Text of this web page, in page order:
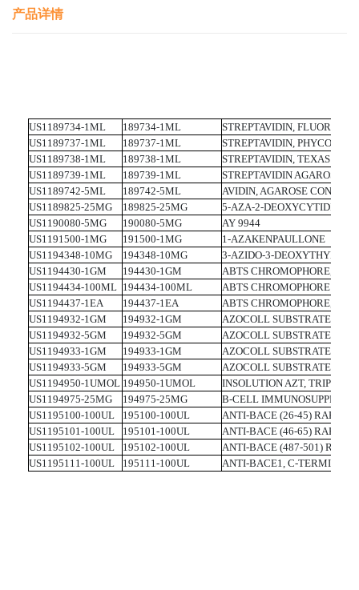
产品详情
US1189734-1ML 189734-1ML
STREPTAVIDIN,
US1189737-1ML
189737-1ML
STREPTAVIDIN,
US1189738-1ML
189738-1ML
STREPTAVIDIN, TEXAS RED
US1189739-1ML
189739-1ML
STREPTAVIDIN AGAROSE
US1189742-5ML
189742-5ML
AVIDIN, AGAROSE
US1189825-25MG
189825-25MG
5-AZA-2-DEOXYCYTIDINE
US1190080-5MG
190080-5MG
AY 9944
US1191500-1MG
191500-1MG
1-AZAKENPAULLONE
US1194348-10MG
194348-10MG
3-AZIDO-3-
US1194430-1GM
194430-1GM
ABTS CHROMOPHORE,
US1194434-100ML 194434-100ML
ABTS CHROMOPHORE
US1194437-1EA
194437-1EA
ABTS CHROMOPHORE, 20
US1194932-1GM
194932-1GM
AZOCOLL SUBSTRATE, <50
US1194932-5GM
194932-5GM
AZOCOLL SUBSTRATE, <50
US1194933-1GM
194933-1GM
AZOCOLL SUBSTRATE,
US1194933-5GM
194933-5GM
AZOCOLL SUBSTRATE,
US1194950-1UMOL 194950-1UMOL
INSOLUTION AZT,
US1194975-25MG
194975-25MG
B-CELL
US1195100-100UL
195100-100UL
ANTI-BACE (26-45) RABBIT
US1195101-100UL
195101-100UL
ANTI-BACE (46-65) RABBIT
US1195102-100UL
195102-100UL
ANTI-BACE (487-501)
US1195111-100UL
195111-100UL ANTI-BACE1, C-TERMINAL